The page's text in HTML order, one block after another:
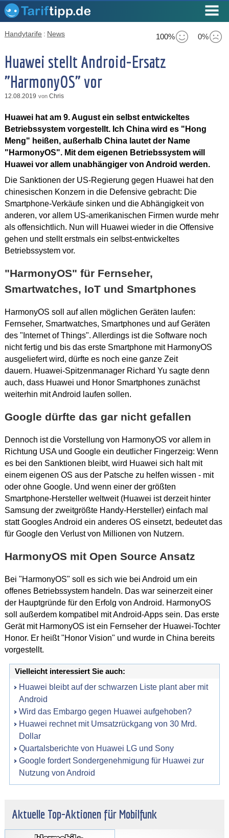
100% 0%
Handytarife : News
Huawei stellt Android-Ersatz
"HarmonyOS" vor
12.08.2019 von Chris
Huawei hat am 9. August ein selbst entwickeltes
Betriebssystem vorgestellt. Ich China wird es "Hong
Meng" heißen, außerhalb China lautet der Name
"HarmonyOS". Mit dem eigenen Betriebssystem will
Huawei vor allem unabhängiger von Android werden.
Die Sanktionen der US-Regierung gegen Huawei hat den
chinesischen Konzern in die Defensive gebracht: Die
Smartphone-Verkäufe sinken und die Abhängigkeit von
anderen, vor allem US-amerikanischen Firmen wurde mehr
als offensichtlich. Nun will Huawei wieder in die Offensive
gehen und stellt erstmals ein selbst-entwickeltes
Betriebssystem vor.
"HarmonyOS" für Fernseher,
Smartwatches, IoT und Smartphones
HarmonyOS soll auf allen möglichen Geräten laufen:
Fernseher, Smartwatches, Smartphones und auf Geräten
des "Internet of Things". Allerdings ist die Software noch
nicht fertig und bis das erste Smartphone mit HarmonyOS
ausgeliefert wird, dürfte es noch eine ganze Zeit
dauern. Huawei-Spitzenmanager Richard Yu sagte denn
auch, dass Huawei und Honor Smartphones zunächst
weiterhin mit Android laufen sollen.
Google dürfte das gar nicht gefallen
Dennoch ist die Vorstellung von HarmonyOS vor allem in
Richtung USA und Google ein deutlicher Fingerzeig: Wenn
es bei den Sanktionen bleibt, wird Huawei sich halt mit
einem eigenen OS aus der Patsche zu helfen wissen - mit
oder ohne Google. Und wenn einer der größten
Smartphone-Hersteller weltweit (Huawei ist derzeit hinter
Samsung der zweitgrößte Handy-Hersteller) einfach mal
statt Googles Android ein anderes OS einsetzt, bedeutet das
für Google den Verlust von Millionen von Nutzern.
HarmonyOS mit Open Source Ansatz
Bei "HarmonyOS" soll es sich wie bei Android um ein
offenes Betriebssystem handeln. Das war seinerzeit einer
der Hauptgründe für den Erfolg von Android. HarmonyOS
soll außerdem kompatibel mit Android-Apps sein. Das erste
Gerät mit HarmonyOS ist ein Fernseher der Huawei-Tochter
Honor. Er heißt "Honor Vision" und wurde in China bereits
vorgestellt.
Vielleicht interessiert Sie auch:
Huawei bleibt auf der schwarzen Liste plant aber mit
Android
Wird das Embargo gegen Huawei aufgehoben?
Huawei rechnet mit Umsatzrückgang von 30 Mrd.
Dollar
Quartalsberichte von Huawei LG und Sony
Google fordert Sondergenehmigung für Huawei zur
Nutzung von Android
Aktuelle Top-Aktionen für Mobilfunk